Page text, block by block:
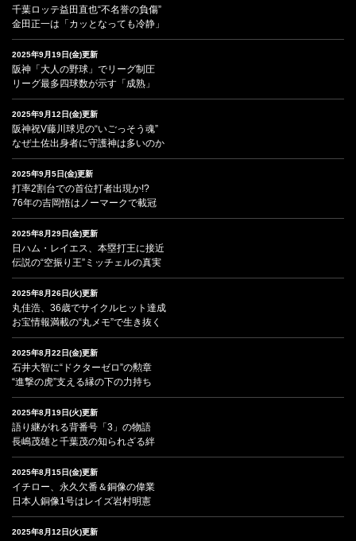
千葉ロッテ益田直也“不名誉の負傷”
金田正一は「カッとなっても冷静」
2025年9月19日(金)更新
阪神「大人の野球」でリーグ制圧
リーグ最多四球数が示す「成熟」
2025年9月12日(金)更新
阪神祝V藤川球児の“いごっそう魂”
なぜ土佐出身者に守護神は多いのか
2025年9月5日(金)更新
打率2割台での首位打者出現か!?
76年の吉岡悟はノーマークで載冠
2025年8月29日(金)更新
日ハム・レイエス、本塁打王に接近
伝説の“空振り王”ミッチェルの真実
2025年8月26日(火)更新
丸佳浩、36歳でサイクルヒット達成
お宝情報満載の“丸メモ”で生き抜く
2025年8月22日(金)更新
石井大智に“ドクターゼロ”の勲章
“進撃の虎”支える縁の下の力持ち
2025年8月19日(火)更新
語り継がれる背番号「3」の物語
長嶋茂雄と千葉茂の知られざる絆
2025年8月15日(金)更新
イチロー、永久欠番＆銅像の偉業
日本人銅像1号はレイズ岩村明憲
2025年8月12日(火)更新